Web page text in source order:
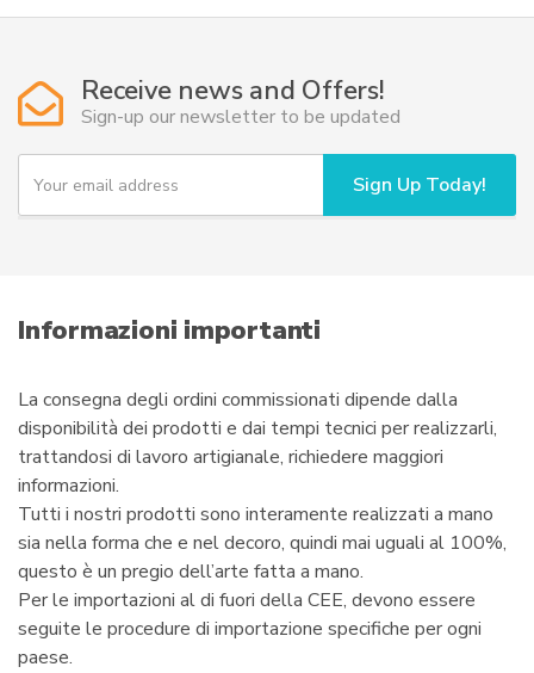
a
varianti.
possono
essere
scelte
nella
pagina
Receive news and Offers!
Sign-up our newsletter to be updated
Y
u
i
l
Sign Up Today!
Informazioni importanti
La consegna degli ordini commissionati dipende dalla
disponibilità dei prodotti e dai tempi tecnici per realizzarli,
trattandosi di lavoro artigianale, richiedere maggiori
informazioni.
Tutti i nostri prodotti sono interamente realizzati a mano
sia nella forma che e nel decoro, quindi mai uguali al 100%,
questo è un pregio dell’arte fatta a mano.
Per le importazioni al di fuori della CEE, devono essere
seguite le procedure di importazione specifiche per ogni
paese.